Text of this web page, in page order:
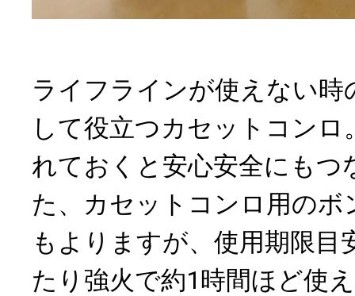
ライフラインが使えない時
して役立つカセットコンロ
れておくと安心安全にもつ
た、カセットコンロ用のボ
もよりますが、使用期限目
たり強火で約1時間ほど使